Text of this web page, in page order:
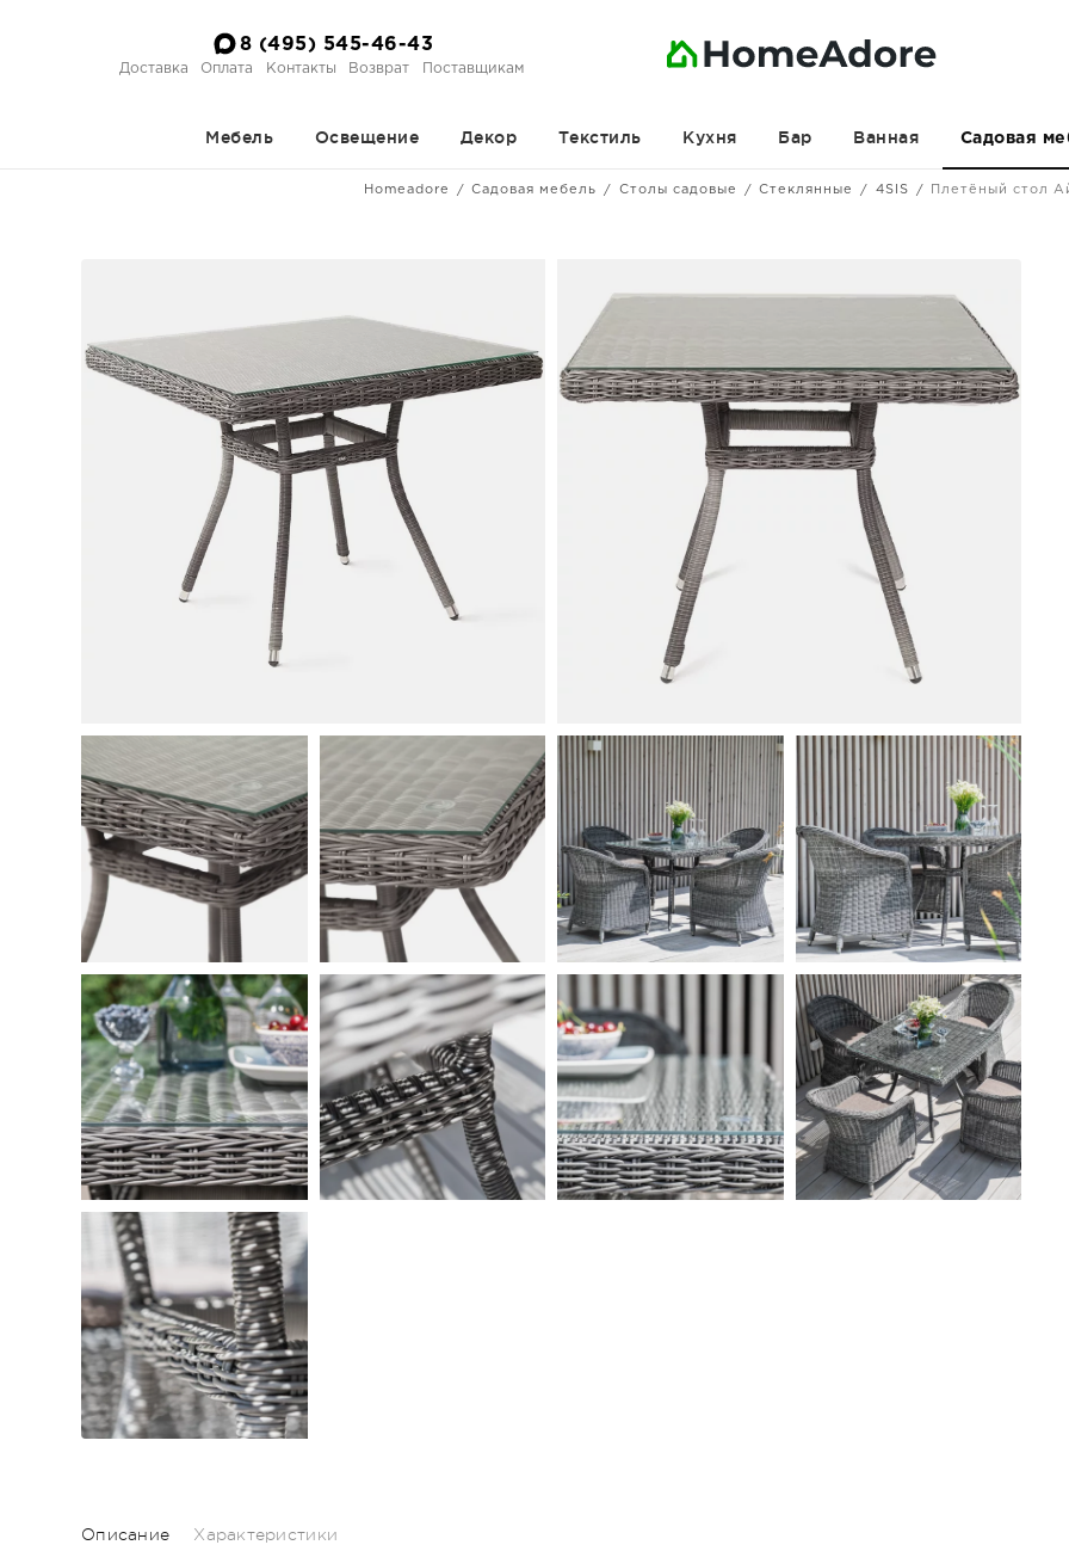
8 (495) 545-46-43
Доставка Оплата Контакты Возврат Поставщикам
Мебель Освещение Декор Текстиль Кухня Бар Ванная Садовая
Homeadore Садовая мебель Столы садовые Стеклянные 4SIS Плетёный стол
Описание Характеристики